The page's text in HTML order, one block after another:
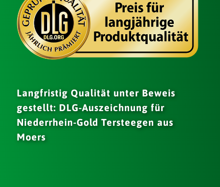
Langfristig Qualität unter Beweis
gestellt: DLG-Auszeichnung für
Niederrhein-Gold Tersteegen aus
Moers